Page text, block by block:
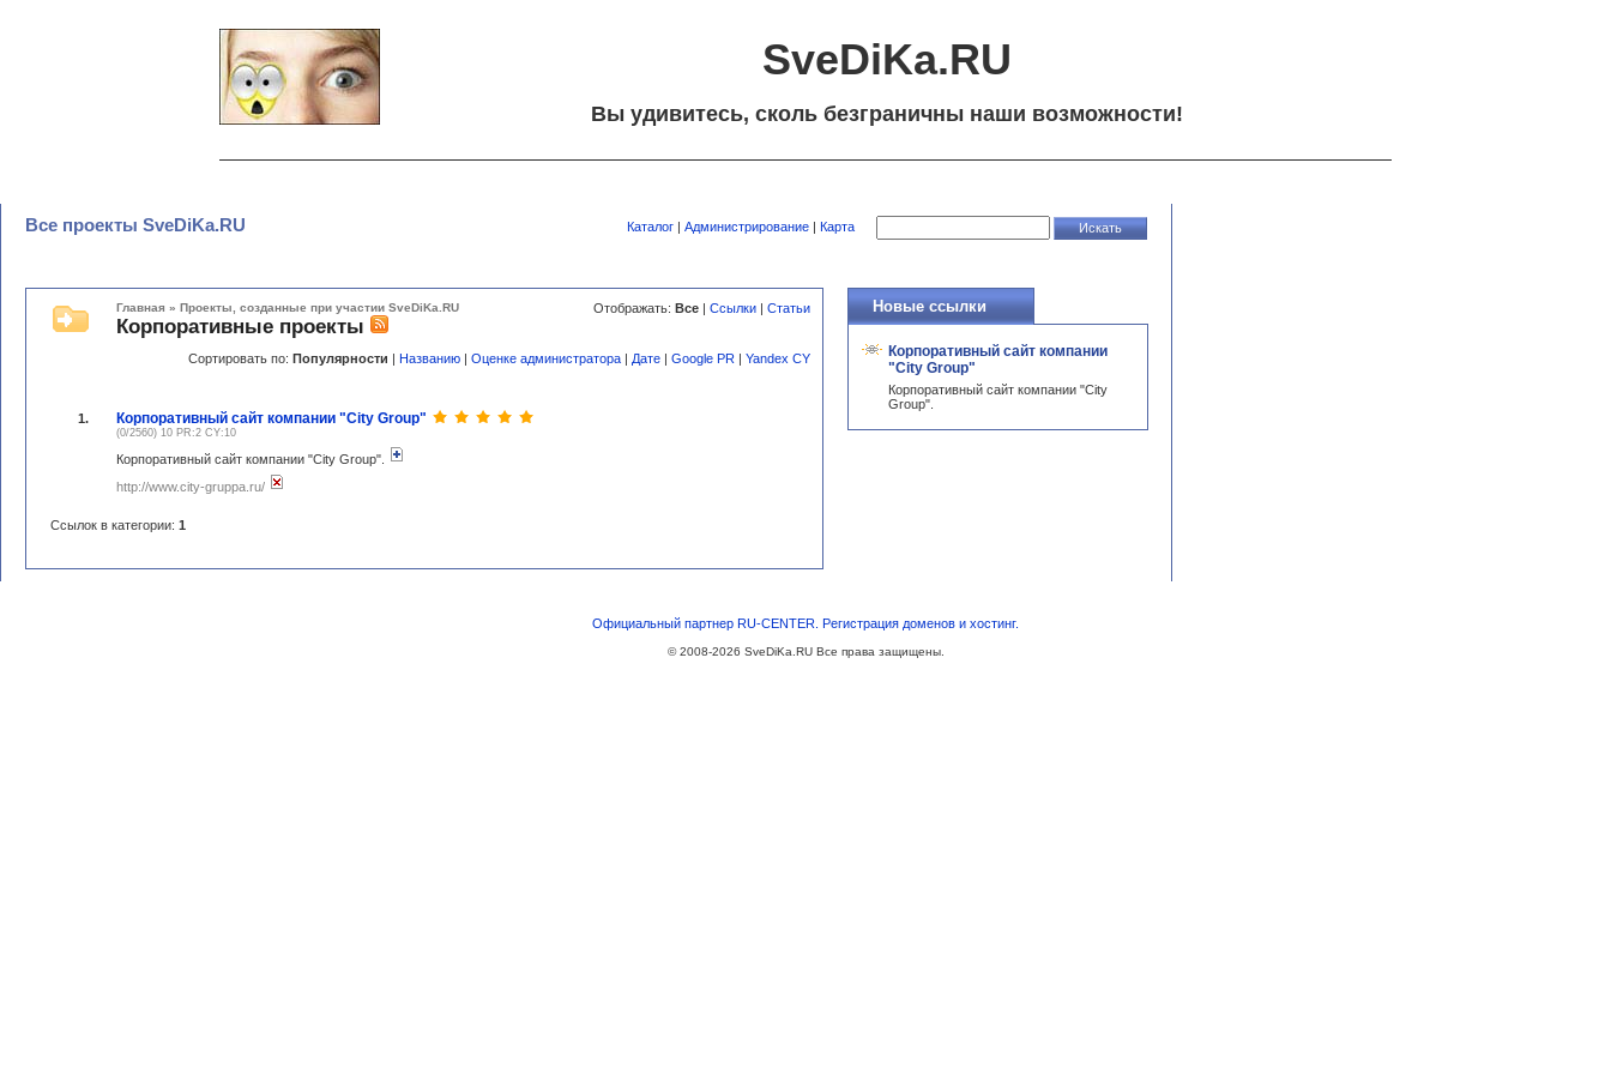
SveDiKa.RU
Вы удивитесь, сколь безграничны наши возможности!
Все проекты SveDiKa.RU Каталог | Администрирование | Карта
Главная » Проекты, созданные при участии SveDiKa.RU Отображать: Все | Ссылки | Статьи
Корпоративные проекты
Сортировать по: Популярности | Названию | Оценке администратора | Дате | Google PR | Yandex CY
1. Корпоративный сайт компании "City Group"
(0/2560) 10 PR:2 CY:10
Корпоративный сайт компании "City Group".
http://www.city-gruppa.ru/
Ссылок в категории: 1
Новые ссылки
Корпоративный сайт компании
"City Group"
Корпоративный сайт компании "City
Group".
Официальный партнер RU-CENTER. Регистрация доменов и хостинг.
© 2008-2026 SveDiKa.RUВсе права защищены.